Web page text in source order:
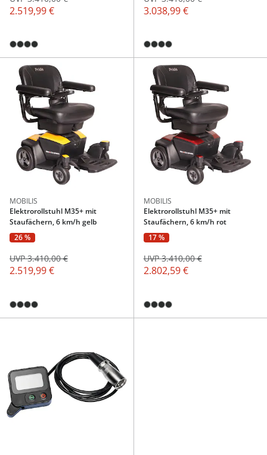
2.519,99 € 3.038,99 €
MOBILIS
Elektrorollstuhl M35+ mit
Staufächern, 6 km/h gelb
26 %
2.519,99 €
UVP 3.410,00 €
MOBILIS
Elektrorollstuhl M35+ mit
Staufächern, 6 km/h rot
17 %
2.802,59 €
UVP 3.410,00 €